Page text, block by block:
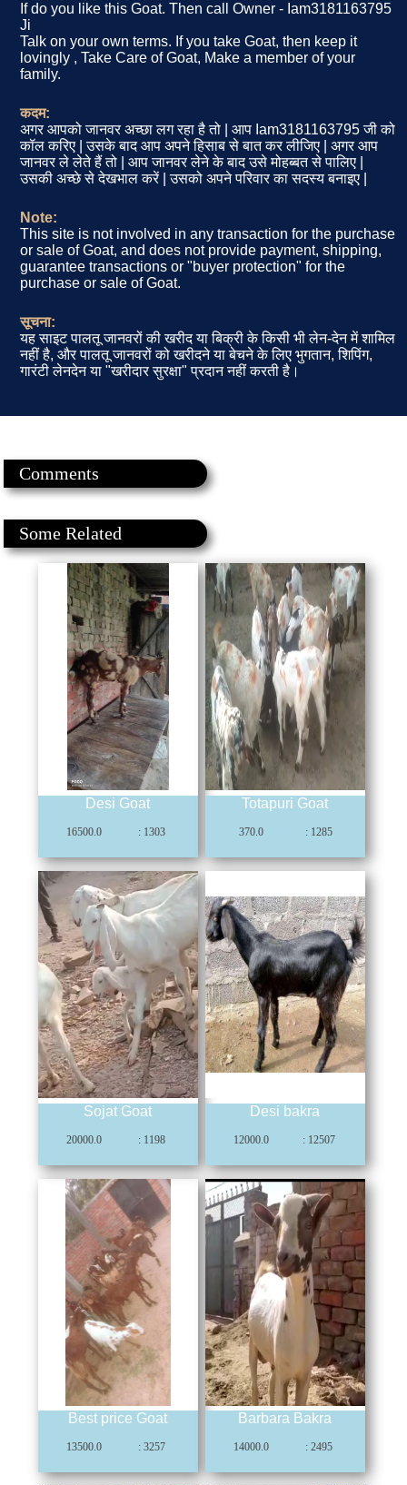
If do you like this Goat. Then call Owner - Iam3181163795
Ji
Talk on your own terms. If you take Goat, then keep it
lovingly , Take Care of Goat, Make a member of your
family.
कदम:
अगर आपको जानवर अच्छा लग रहा है तो | आप Iam3181163795 जी को
कॉल करिए | उसके बाद आप अपने हिसाब से बात कर लीजिए | अगर आप
जानवर ले लेते हैं तो | आप जानवर लेने के बाद उसे मोहब्बत से पालिए |
उसकी अच्छे से देखभाल करें | उसको अपने परिवार का सदस्य बनाइए |
Note:
This site is not involved in any transaction for the purchase
or sale of Goat, and does not provide payment, shipping,
guarantee transactions or "buyer protection" for the
purchase or sale of Goat.
सूचना:
यह साइट पालतू जानवरों की खरीद या बिक्री के किसी भी लेन-देन में शामिल
नहीं है, और पालतू जानवरों को खरीदने या बेचने के लिए भुगतान, शिपिंग,
गारंटी लेनदेन या "खरीदार सुरक्षा" प्रदान नहीं करती है।
Comments
Some Related
Desi Goat
16500.0 : 1303
Totapuri Goat
370.0 : 1285
Sojat Goat
20000.0 : 1198
Desi bakra
12000.0 : 12507
Best price Goat
13500.0 : 3257
Barbara Bakra
14000.0 : 2495